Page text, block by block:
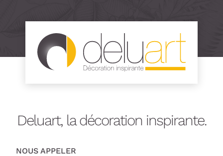
Deluart, la décoration inspirante.
NOUS APPELER